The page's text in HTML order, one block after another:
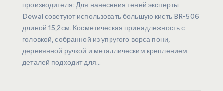
производителя: Для нанесения теней эксперты
Dewal советуют использовать большую кисть BR-506
длиной 15,2см. Косметическая принадлежность с
головкой, собранной из упругого ворса пони,
деревянной ручкой и металлическим креплением
деталей подходит для…